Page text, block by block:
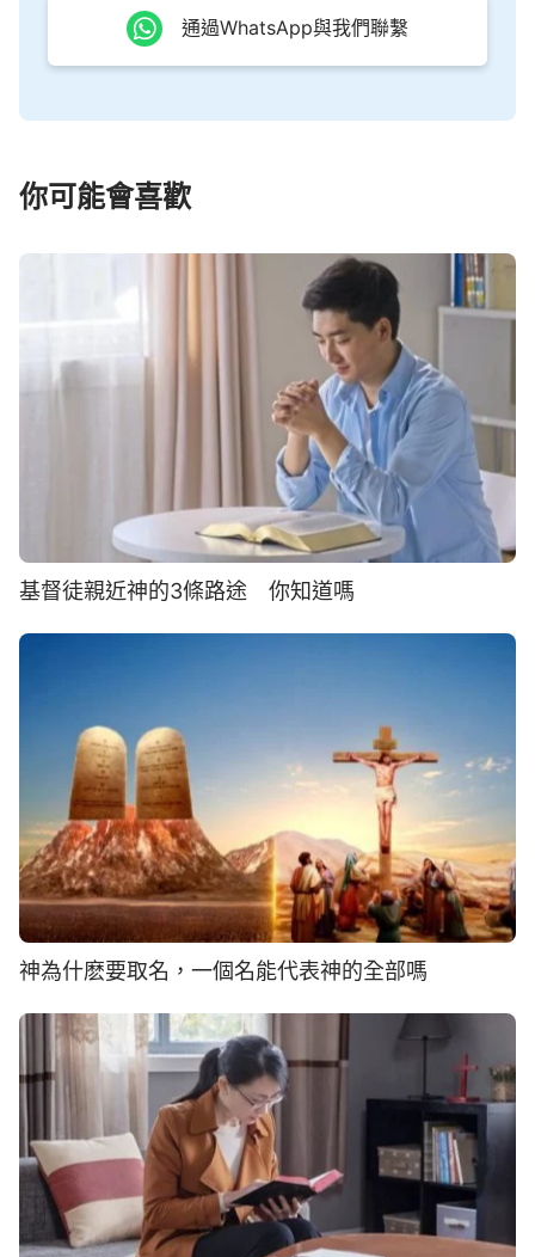
通過WhatsApp與我們聯繫
你可能會喜歡
基督徒親近神的3條路途 你知道嗎
神為什麽要取名，一個名能代表神的全部嗎